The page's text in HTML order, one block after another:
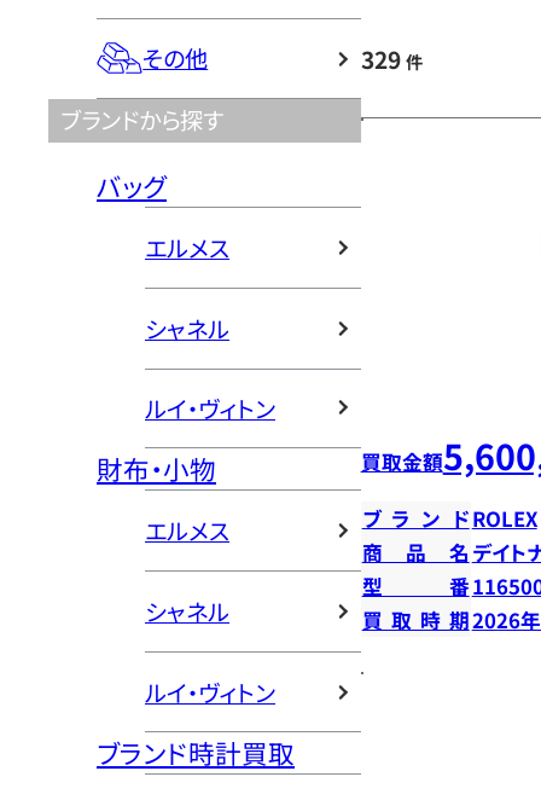
その他
ブランドから探す
バッグ
エルメス
シャネル
ルイ・ヴィトン
財布・小物
エルメス
シャネル
ルイ・ヴィトン
ブランド時計買取
329 件
買取金額
ブランドROLEX
商品名 デイト
型番
買取時期2026